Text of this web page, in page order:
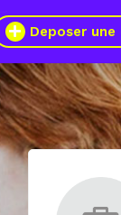
s’engage
Deposer